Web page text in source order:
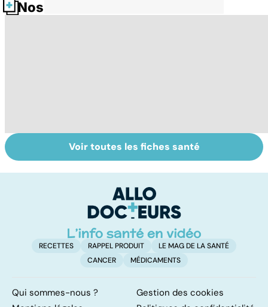
Nos fiches santé
Tout savoir sur
les infections
Inflammation des
amygdales : que
d'angine ?
Voir toutes les fiches santé
RECETTES RAPPEL PRODUIT
LE MAG DE LA SANTÉ
CANCER
MÉDICAMENTS
Qui sommes-nous ?
Gestion des cookies